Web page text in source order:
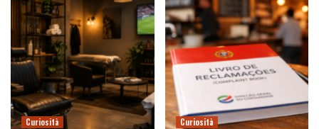
Curiosità Curiosità